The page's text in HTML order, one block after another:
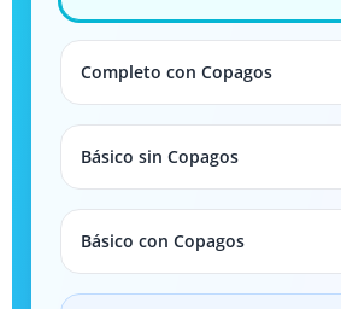
Completo con Copagos
Básico sin Copagos
Básico con Copagos